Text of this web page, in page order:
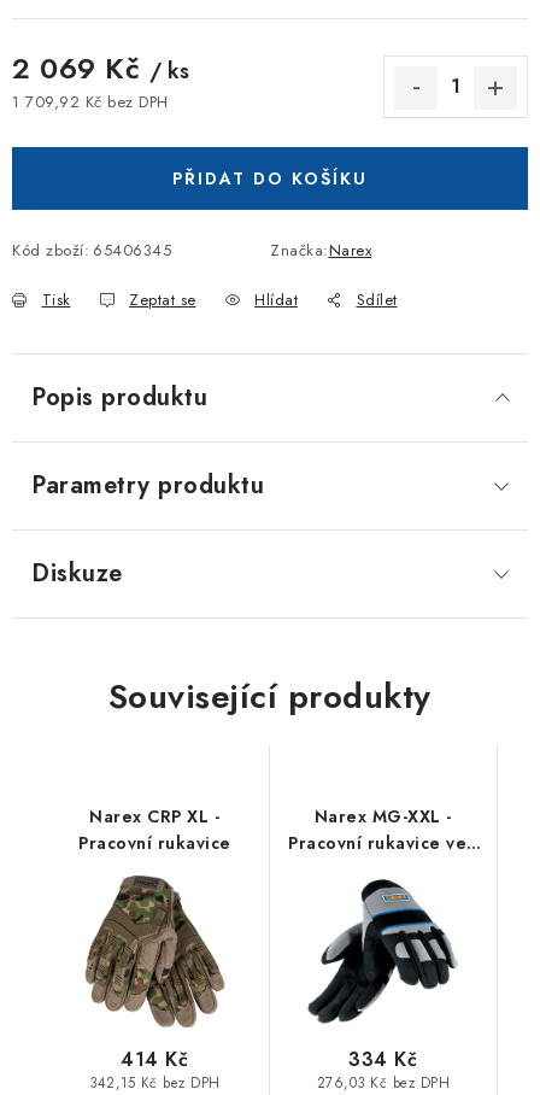
2 069 Kč / ks
1 709,92 Kč bez DPH
PŘIDAT DO KOŠÍKU
Kód zboží: 65406345 Značka:Narex
Tisk Zeptat se Hlídat Sdílet
Popis produktu
Parametry produktu
Diskuze
Související produkty
Narex CRP XL -
Pracovní rukavice
342,15 Kč bez DPH
414 Kč
Narex MG-XXL -
Pracovní rukavice vel.
276,03 Kč bez DPH
334 Kč